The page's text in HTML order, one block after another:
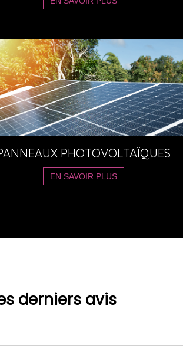
PHOTOVOLTAÏQUES
EN SAVOIR PLUS